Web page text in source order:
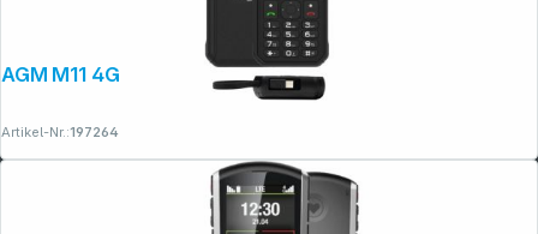
AGM M11 4G
Artikel-Nr.:197264
Folgen Sie uns auf